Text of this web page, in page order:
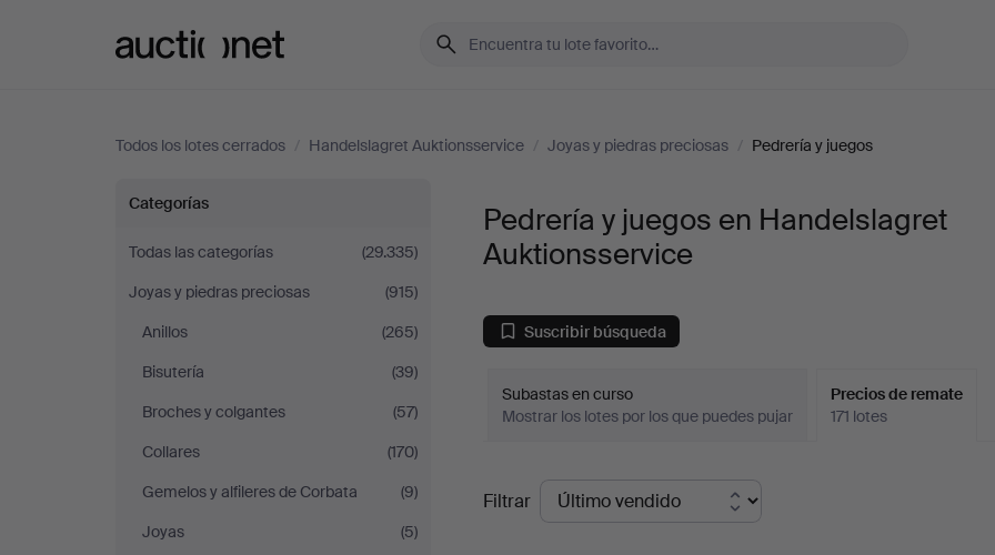
Todos los lotes cerrados / Handelslagret Auktionsservice / Joyas y piedras preciosas / Pedrería y juegos
Pedrería
y
juegos
en
Handelslagret
Auktionsservice
Categorías
Todas las categorías
(29.335)
Joyas y piedras preciosas
(915)
Anillos
(265)
Bisutería
(39)
Broches y colgantes
(57)
Collares
(170)
Gemelos y alfileres de Corbata
(9)
Joyas
(5)
Pedrería y juegos en Handelslagret
Auktionsservice
Suscribir búsqueda
Subastas en curso
Mostrar los lotes por los que puedes pujar
Precios de remate
171 lotes
Precios
de
Filtrar